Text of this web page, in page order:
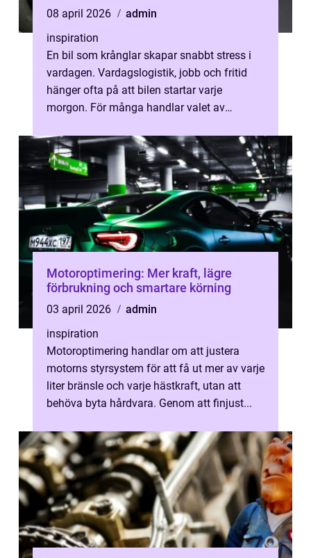
08 april 2026
admin
inspiration
En bil som krånglar skapar snabbt stress i
vardagen. Vardagslogistik, jobb och fritid
hänger ofta på att bilen startar varje
morgon. För många handlar valet av
Motoroptimering: Mer kraft, lägre
förbrukning och smartare körning
03 april 2026
admin
inspiration
Motoroptimering handlar om att justera
motorns styrsystem för att få ut mer av varje
liter bränsle och varje hästkraft, utan att
behöva byta hårdvara. Genom att finjust...